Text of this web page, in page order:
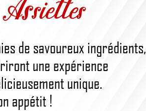
de savoureux ingrédients,
une expérience
unique.
appétit !